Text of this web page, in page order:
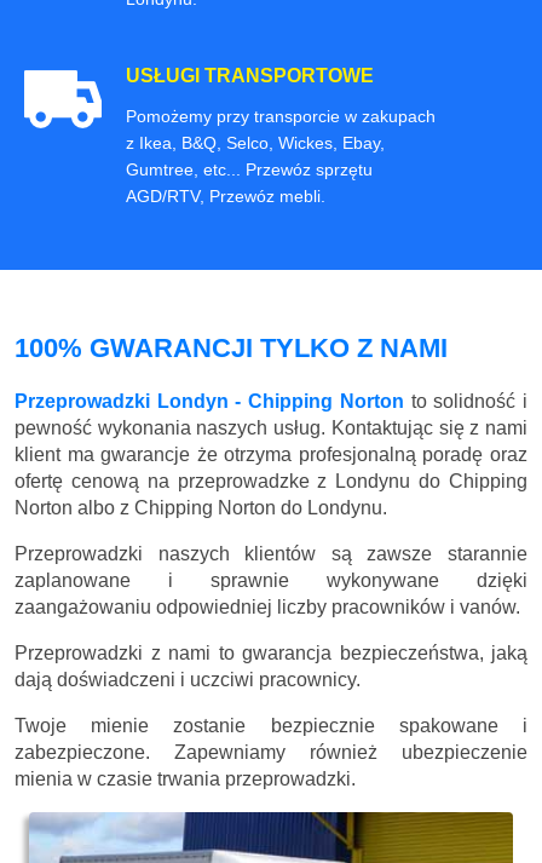
USŁUGI TRANSPORTOWE
Pomożemy przy transporcie w zakupach
z Ikea, B&Q, Selco, Wickes, Ebay,
Gumtree, etc... Przewóz sprzętu
AGD/RTV, Przewóz mebli.
100% GWARANCJI TYLKO Z NAMI
Przeprowadzki Londyn - Chipping Norton to solidność i
pewność wykonania naszych usług. Kontaktując się z nami
klient ma gwarancje że otrzyma profesjonalną poradę oraz
ofertę cenową na przeprowadzke z Londynu do Chipping
Norton albo z Chipping Norton do Londynu.
Przeprowadzki naszych klientów są zawsze starannie
zaplanowane i sprawnie wykonywane dzięki
zaangażowaniu odpowiedniej liczby pracowników i vanów.
Przeprowadzki z nami to gwarancja bezpieczeństwa, jaką
dają doświadczeni i uczciwi pracownicy.
Twoje mienie zostanie bezpiecznie spakowane i
zabezpieczone. Zapewniamy również ubezpieczenie
mienia w czasie trwania przeprowadzki.